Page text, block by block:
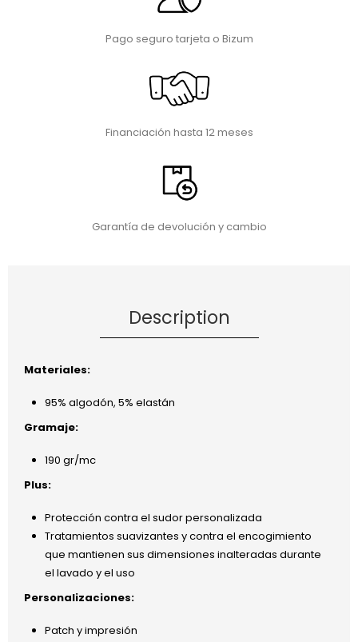
Pago seguro tarjeta o Bizum
Financiación hasta 12 meses
Garantía de devolución y cambio
Description
Materiales:
95% algodón, 5% elastán
Gramaje:
190 gr/mc
Plus:
Protección contra el sudor personalizada
Tratamientos suavizantes y contra el encogimiento
que mantienen sus dimensiones inalteradas durante
el lavado y el uso
Personalizaciones:
Patch y impresión